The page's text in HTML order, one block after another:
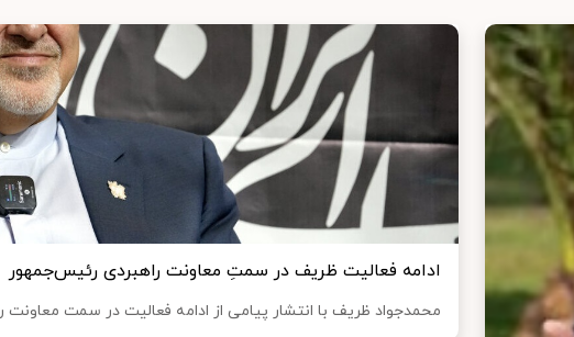
ادامه فعالیت ظریف در سمتِ معاونت راهبردی رئیس‌جمهور
محمدجواد ظریف با انتشار پیامی از ادامه فعالیت در سمت